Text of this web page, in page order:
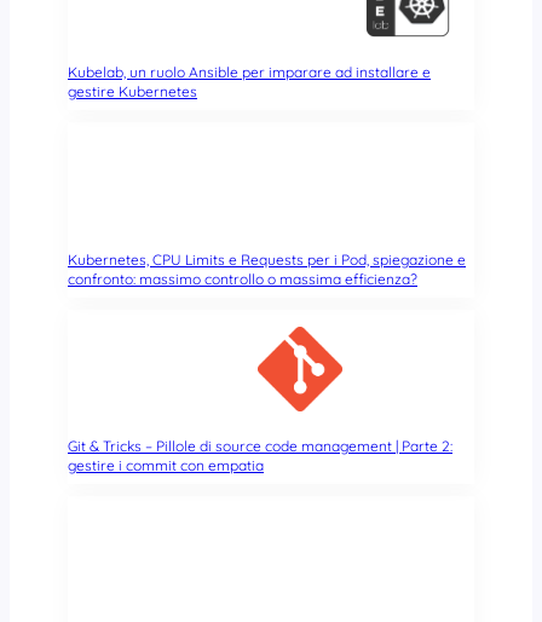
Kubelab, un ruolo Ansible per imparare ad installare e
gestire Kubernetes
Kubernetes, CPU Limits e Requests per i Pod, spiegazione e
confronto: massimo controllo o massima efficienza?
Git & Tricks – Pillole di source code management | Parte 2:
gestire i commit con empatia